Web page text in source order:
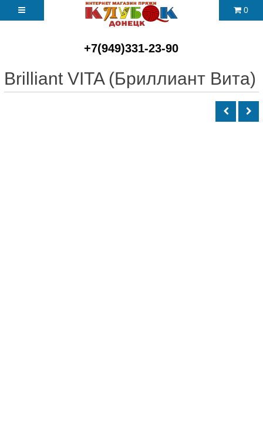
+7(949)331-23-90
0
Brilliant VITA (Бриллиант Вита)